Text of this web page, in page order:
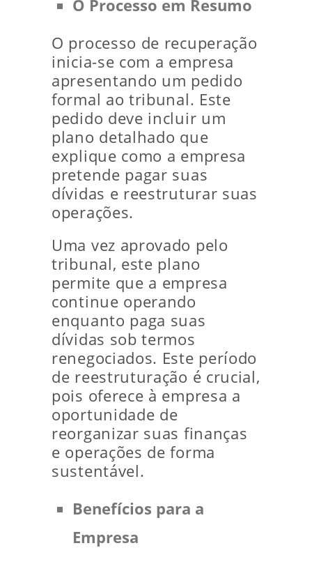
O Processo em Resumo
O processo de recuperação
inicia-se com a empresa
apresentando um pedido
formal ao tribunal. Este
pedido deve incluir um
plano detalhado que
explique como a empresa
pretende pagar suas
dívidas e reestruturar suas
operações.
Uma vez aprovado pelo
tribunal, este plano
permite que a empresa
continue operando
enquanto paga suas
dívidas sob termos
renegociados. Este período
de reestruturação é crucial,
pois oferece à empresa a
oportunidade de
reorganizar suas finanças
e operações de forma
sustentável.
Benefícios para a
Empresa